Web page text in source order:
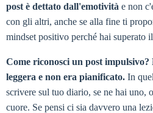
post è dettato dall'emotività e non
con gli altri, anche se alla fine ti
mindset positivo perché hai superato
Come riconosci un post impulsivo?
leggera e non era pianificato. In
scrivere sul tuo diario, se ne hai uno,
cuore. Se pensi ci sia davvero una